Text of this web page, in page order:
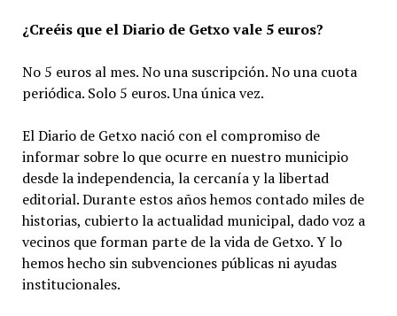
¿Creéis que el Diario de Getxo vale 5 euros?
No 5 euros al mes. No una suscripción. No una cuota
periódica. Solo 5 euros. Una única vez.
El Diario de Getxo nació con el compromiso de
informar sobre lo que ocurre en nuestro municipio
desde la independencia, la cercanía y la libertad
editorial. Durante estos años hemos contado miles de
historias, cubierto la actualidad municipal, dado voz a
vecinos que forman parte de la vida de Getxo. Y lo
hemos hecho sin subvenciones públicas ni ayudas
institucionales.